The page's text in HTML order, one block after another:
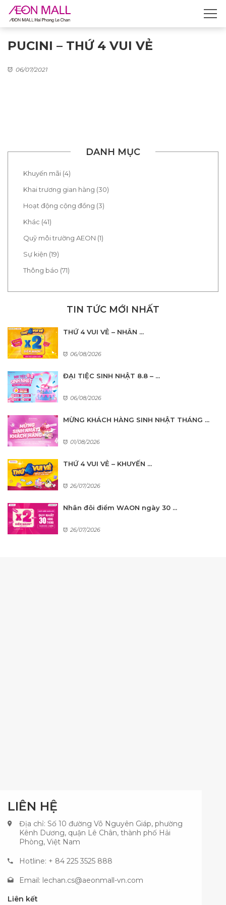
PUCINI – THỨ 4 VUI VẺ
06/07/2021
DANH MỤC
Khuyến mãi (4)
Khai trương gian hàng (30)
Hoạt động cộng đồng (3)
Khác (41)
Quỹ môi trường AEON (1)
Sự kiện (19)
Thông báo (71)
TIN TỨC MỚI NHẤT
THỨ 4 VUI VẺ – NHÂN ...
06/08/2026
ĐẠI TIỆC SINH NHẬT 8.8 – ...
06/08/2026
MỪNG KHÁCH HÀNG SINH NHẬT THÁNG ...
01/08/2026
THỨ 4 VUI VẺ – KHUYẾN ...
26/07/2026
Nhân đôi điểm WAON ngày 30 ...
26/07/2026
LIÊN HỆ
Địa chỉ: Số 10 đường Võ Nguyên Giáp, phường
Kênh Dương, quận Lê Chân, thành phố Hải
Phòng, Việt Nam
Hotline: + 84 225 3525 888
Email: lechan.cs@aeonmall-vn.com
Liên kết